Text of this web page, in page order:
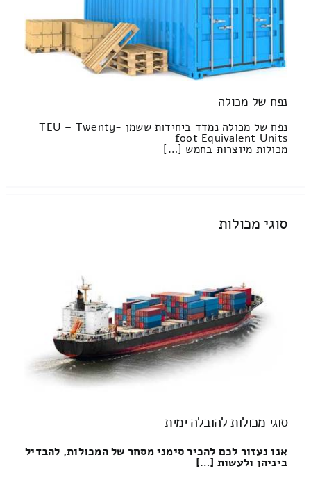
נפח של מכולה
נפח של מכולה נמדד ביחידות ששמן TEU – Twenty-
foot Equivalent Units
מכולות מיוצרות בחמש […]
סוגי מכולות
סוגי מכולות להובלה ימית
אנו נעזור לכם להכיר סימני מסחר של המכולות, להבדיל
ביניהן ולעשות […]